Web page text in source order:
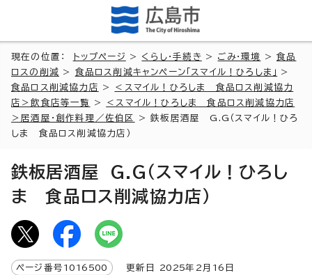
現在の位置： トップページ > くらし・手続き > ごみ・環境 >食品
ロスの削減 > 食品ロス削減キャンペーン「スマイル！ひろしま」
>
食品ロス削減協力店
>
＜スマイル！ひろしま 食品ロス削減協力
店＞飲食店等一覧
>
＜スマイル！ひろしま 食品ロス削減協力店
＞居酒屋・創作料理／佐伯区
> 鉄板居酒屋 G.G（スマイル！ひろ
しま 食品ロス削減協力店）
鉄板居酒屋 G.G（スマイル！ひろし
ま 食品ロス削減協力店）
ページ番号 1016500 更新日 2025年2月 16 日